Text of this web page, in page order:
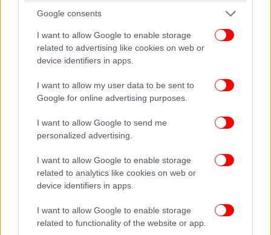
Google consents
I want to allow Google to enable storage
related to advertising like cookies on web or
device identifiers in apps.
I want to allow my user data to be sent to
Google for online advertising purposes.
I want to allow Google to send me
personalized advertising.
I want to allow Google to enable storage
related to analytics like cookies on web or
device identifiers in apps.
I want to allow Google to enable storage
related to functionality of the website or app.
Ο ήρωας του Αλμπάτη δεν ήθελε να γίνει χασάπης,
άλλα πράγματα ήθελε να κάνει στη ζωή του.
Αναγκάστηκε να κάνει μία «κανονική» ζωή γιατί το
μήνυμα που του έστελναν οι άνθρωποι γύρω του
είναι ότι, αν ακολουθήσει τις βαθύτερες επιθυμίες
του, η ζωή του θα είναι κόλαση και οι δικοί του θα
Τελικά κατέληξε να έχει κρυφή νυχτερινή ζωή κατά
διαστήματα. Συνομιλούσε με την γυναίκα μέσα του
ώσπου ένα τρομακτικό γεγονός, ο φόνος μίας
τρανς, τον φέρνει σε ευθεία αντιπαράθεση με το